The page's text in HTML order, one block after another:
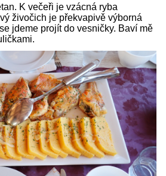
K večeři je vzácná ryba
živočich je překvapivě výborná
jdeme projít do vesničky. Baví mě